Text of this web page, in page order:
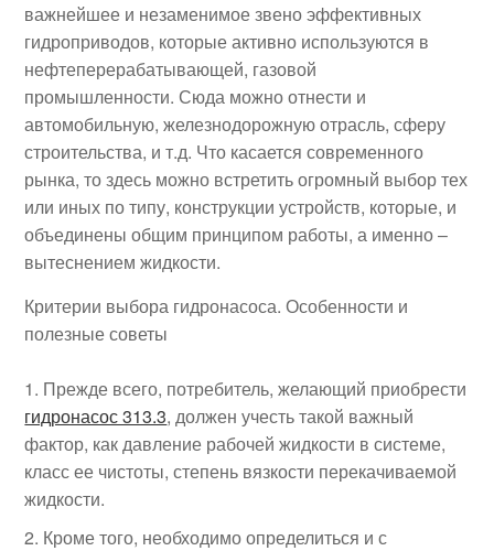
важнейшее и незаменимое звено эффективных
гидроприводов, которые активно используются в
нефтеперерабатывающей, газовой
промышленности. Сюда можно отнести и
автомобильную, железнодорожную отрасль, сферу
строительства, и т.д. Что касается современного
рынка, то здесь можно встретить огромный выбор тех
или иных по типу, конструкции устройств, которые, и
объединены общим принципом работы, а именно –
вытеснением жидкости.
Критерии выбора гидронасоса. Особенности и
полезные советы
Прежде всего, потребитель, желающий приобрести
гидронасос 313.3, должен учесть такой важный
фактор, как давление рабочей жидкости в системе,
класс ее чистоты, степень вязкости перекачиваемой
жидкости.
Кроме того, необходимо определиться и с